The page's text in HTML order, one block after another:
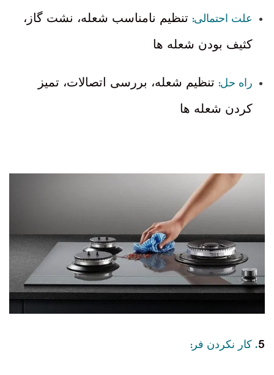
علت احتمالی: تنظیم نامناسب شعله، نشت گاز،
کثیف بودن شعله ها
راه حل: تنظیم شعله، بررسی اتصالات، تمیز
کردن شعله ها
5
. کار نکردن فر: